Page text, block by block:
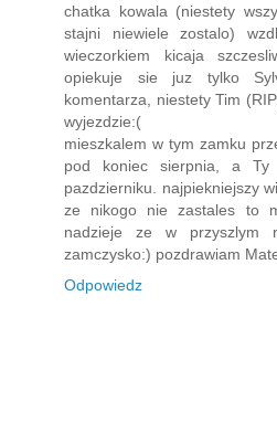
chatka kowala (niestety
stajni niewiele zostalo)
wieczorkiem kicaja
opiekuje sie juz tylko
komentarza, niestety Tim
wyjezdzie:(
mieszkalem w tym zamku
pod koniec sierpnia, a
pazdzierniku. najpiekniejszy
ze nikogo nie zastales to
nadzieje ze w przyszlym
zamczysko:) pozdrawiam
Odpowiedz